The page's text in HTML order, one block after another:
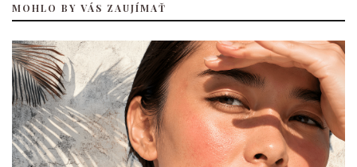
MOHLO BY VÁS ZAUJÍMAŤ